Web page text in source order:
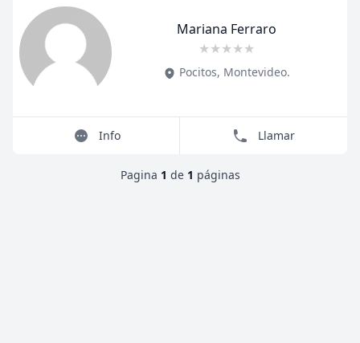
Mariana Ferraro
★★★★★
Pocitos, Montevideo.
Info Llamar
Pagina 1 de 1 páginas